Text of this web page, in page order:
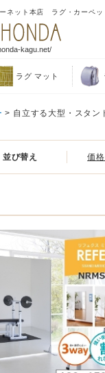
ット本店 ラグ・カーペッ
kagu.net/
ラグ マット
> 自立する大型・スタン
並び替え 価